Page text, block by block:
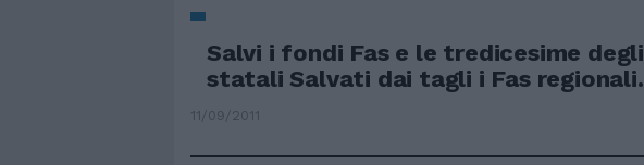
Salvi i fondi Fas e le tredicesime degli
statali Salvati dai tagli i Fas regionali.
11/09/2011